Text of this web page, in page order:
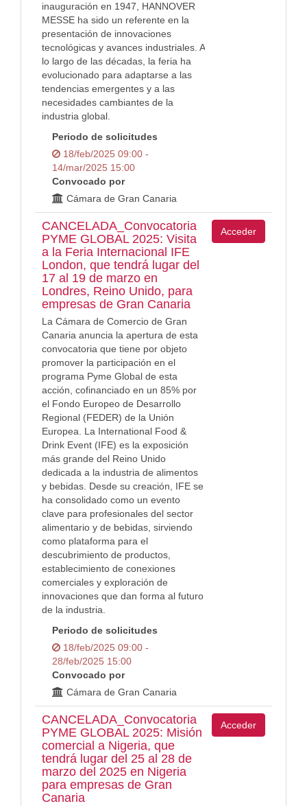
inauguración en 1947, HANNOVER
MESSE ha sido un referente en la
presentación de innovaciones
tecnológicas y avances industriales. A
lo largo de las décadas, la feria ha
evolucionado para adaptarse a las
tendencias emergentes y a las
necesidades cambiantes de la
industria global.
Periodo de solicitudes
18/feb/2025 09:00 -
14/mar/2025 15:00
Convocado por
Cámara de Gran Canaria
CANCELADA_Convocatoria
PYME GLOBAL 2025: Visita
a la Feria Internacional IFE
London, que tendrá lugar del
17 al 19 de marzo en
Londres, Reino Unido, para
empresas de Gran Canaria
La Cámara de Comercio de Gran
Canaria anuncia la apertura de esta
convocatoria que tiene por objeto
promover la participación en el
programa Pyme Global de esta
acción, cofinanciado en un 85% por
el Fondo Europeo de Desarrollo
Regional (FEDER) de la Unión
Europea. La International Food &
Drink Event (IFE) es la exposición
más grande del Reino Unido
dedicada a la industria de alimentos
y bebidas. Desde su creación, IFE se
ha consolidado como un evento
clave para profesionales del sector
alimentario y de bebidas, sirviendo
como plataforma para el
descubrimiento de productos,
establecimiento de conexiones
comerciales y exploración de
innovaciones que dan forma al futuro
de la industria.
Periodo de solicitudes
18/feb/2025 09:00 -
28/feb/2025 15:00
Convocado por
Cámara de Gran Canaria
Acceder
CANCELADA_Convocatoria
PYME GLOBAL 2025: Misión
comercial a Nigeria, que
tendrá lugar del 25 al 28 de
marzo del 2025 en Nigeria
para empresas de Gran
Canaria
Acceder